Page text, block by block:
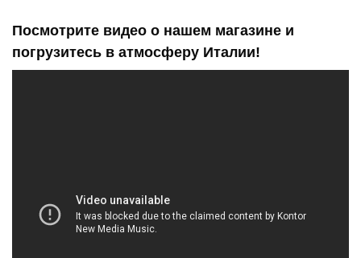
Посмотрите видео о нашем магазине и
погрузитесь в атмосферу Италии!